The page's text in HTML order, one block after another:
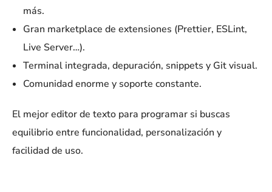
más.
Gran marketplace de extensiones (Prettier, ESLint,
Live Server…).
Terminal integrada, depuración, snippets y Git visual.
Comunidad enorme y soporte constante.
El mejor editor de texto para programar si buscas
equilibrio entre funcionalidad, personalización y
facilidad de uso.